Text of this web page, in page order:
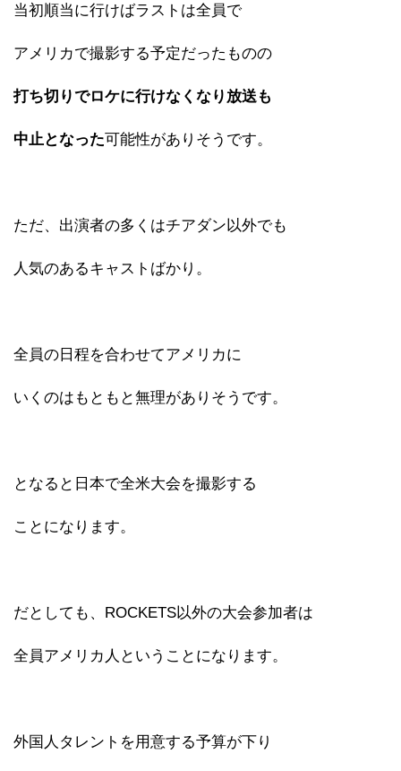
当初順当に行けばラストは全員で
アメリカで撮影する予定だったものの
打ち切りでロケに行けなくなり放送も
中止となった可能性がありそうです。
ただ、出演者の多くはチアダン以外でも
人気のあるキャストばかり。
全員の日程を合わせてアメリカに
いくのはもともと無理がありそうです。
となると日本で全米大会を撮影する
ことになります。
だとしても、ROCKETS以外の大会参加者は
全員アメリカ人ということになります。
外国人タレントを用意する予算が下り